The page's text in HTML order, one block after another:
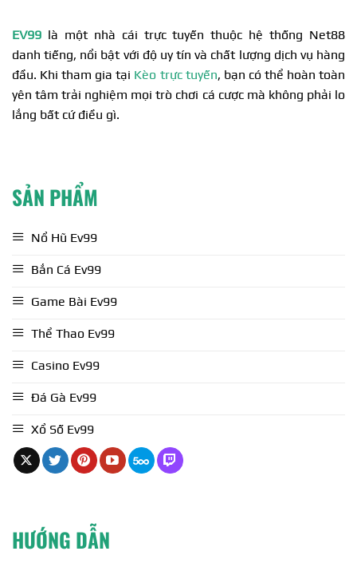
EV99 là một nhà cái trực tuyến thuộc hệ thống Net88
danh tiếng, nổi bật với độ uy tín và chất lượng dịch vụ hàng
đầu. Khi tham gia tại Kèo trực tuyến, bạn có thể hoàn toàn
yên tâm trải nghiệm mọi trò chơi cá cược mà không phải lo
lắng bất cứ điều gì.
SẢN PHẨM
Nổ Hũ Ev99
Bắn Cá Ev99
Game Bài Ev99
Thể Thao Ev99
Casino Ev99
Đá Gà Ev99
Xổ Số Ev99
HƯỚNG DẪN